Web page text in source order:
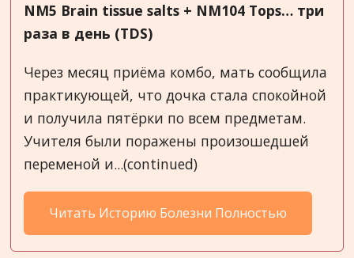
NM5 Brain tissue salts + NM104 Tops… три
раза в день (TDS)
Через месяц приёма комбо, мать сообщила
практикующей, что дочка стала спокойной
и получила пятёрки по всем предметам.
Учителя были поражены произошедшей
переменой и...(continued)
Читать Историю Болезни Полностью